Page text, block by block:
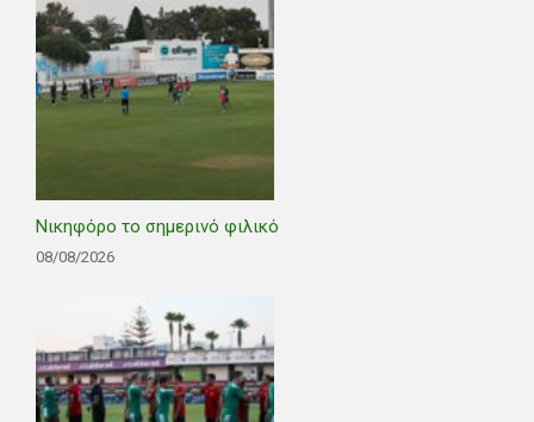
Νικηφόρο το σημερινό φιλικό
08/08/2026